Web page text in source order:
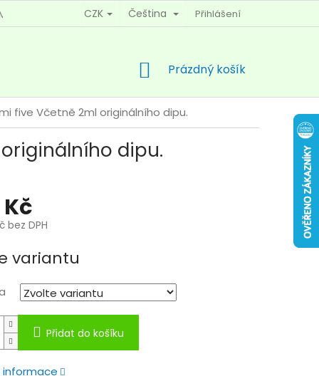
OCHRANY OSOBNÍCH ÚDAJŮ KONTAKTY
CZK Čeština Přihlášení
NÁKUPNÍ
Prázdný košík
five Včetně 2ml originálního dipu.
dipu.
bez DPH
variantu
Přidat do košíku
informace